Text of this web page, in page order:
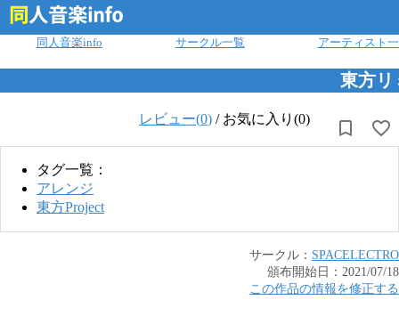
同人音楽info サークル一覧 アーティスト
東方リ
レビュー(0) / お気に入り(0)
タグ一覧：
アレンジ
東方Project
サークル： SPACELECTRO
頒布開始日： 2021/07/18
この作品の情報を修正する